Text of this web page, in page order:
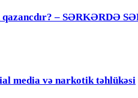
– SƏRKƏRDƏ
media və narkotik təhlükəsi